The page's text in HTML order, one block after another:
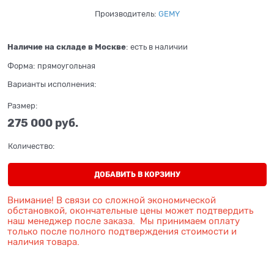
Производитель: GEMY
Наличие на складе в Москве: есть в наличии
Форма: прямоугольная
Варианты исполнения:
Размер:
275 000 руб.
Количество:
ДОБАВИТЬ В КОРЗИНУ
Внимание! В связи со сложной экономической
обстановкой, окончательные цены может подтвердить
наш менеджер после заказа. Мы принимаем оплату
только после полного подтверждения стоимости и
наличия товара.